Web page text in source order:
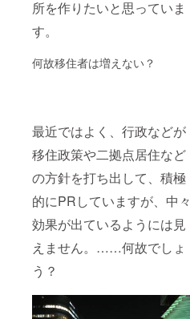
所を作りたいと思っていま
す。
何故移住者は増えない？
最近ではよく、行政などが
移住政策や二拠点居住など
の方針を打ち出して、積極
的にPRしていますが、中々
効果が出ているようには見
えません。……何故でしょ
う？